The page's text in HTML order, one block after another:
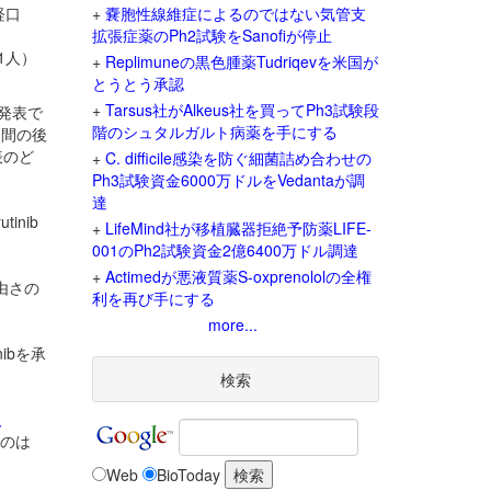
）
表で
の後
ど
さの
を承
は
+ 嚢胞性線維症によるのではない気管支
拡張症薬のPh2試験をSanofiが停止
+ Replimuneの黒色腫薬Tudriqevを米国が
とうとう承認
+ Tarsus社がAlkeus社を買ってPh3試験段
階のシュタルガルト病薬を手にする
+ C. difficile感染を防ぐ細菌詰め合わせの
Ph3試験資金6000万ドルをVedantaが調
達
+ LifeMind社が移植臓器拒絶予防薬LIFE-
001のPh2試験資金2億6400万ドル調達
+ Actimedが悪液質薬S-oxprenololの全権
利を再び手にする
more...
検索
Web BioToday